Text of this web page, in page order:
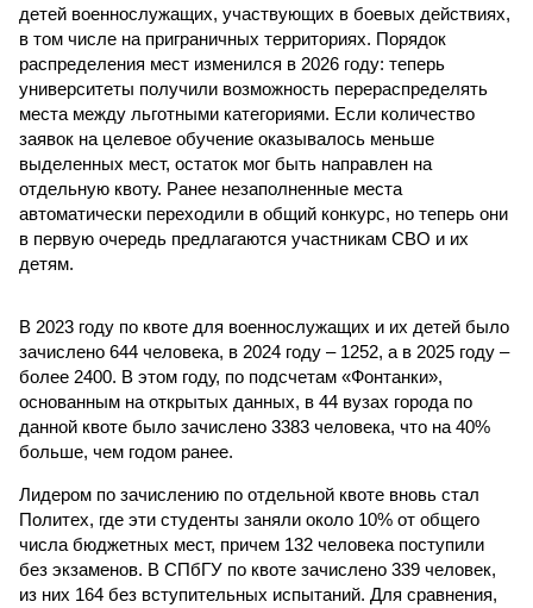
детей военнослужащих, участвующих в боевых действиях,
в том числе на приграничных территориях. Порядок
распределения мест изменился в 2026 году: теперь
университеты получили возможность перераспределять
места между льготными категориями. Если количество
заявок на целевое обучение оказывалось меньше
выделенных мест, остаток мог быть направлен на
отдельную квоту. Ранее незаполненные места
автоматически переходили в общий конкурс, но теперь они
в первую очередь предлагаются участникам СВО и их
детям.
В 2023 году по квоте для военнослужащих и их детей было
зачислено 644 человека, в 2024 году – 1252, а в 2025 году –
более 2400. В этом году, по подсчетам «Фонтанки»,
основанным на открытых данных, в 44 вузах города по
данной квоте было зачислено 3383 человека, что на 40%
больше, чем годом ранее.
Лидером по зачислению по отдельной квоте вновь стал
Политех, где эти студенты заняли около 10% от общего
числа бюджетных мест, причем 132 человека поступили
без экзаменов. В СПбГУ по квоте зачислено 339 человек,
из них 164 без вступительных испытаний. Для сравнения,